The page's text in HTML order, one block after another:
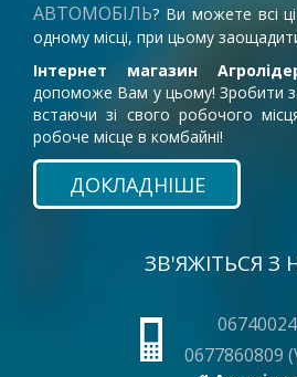
АВТОМОБІЛЬ? Ви можете всі
одному місці, при цьому
Інтернет магазин
допоможе Вам у цьому! Зробити
встаючи зі свого робочого
робоче місце в комбайні!
ДОКЛАДНІШЕ
ЗВ'ЯЖІТЬСЯ З
0677860809